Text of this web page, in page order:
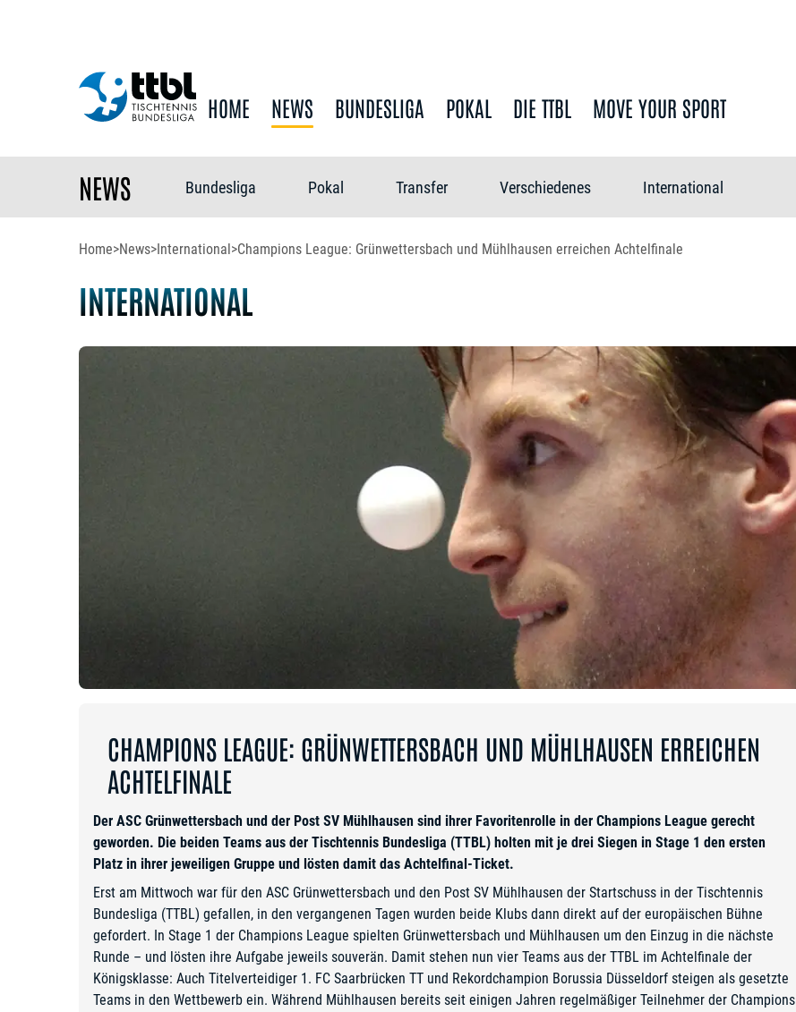
HOME NEWS BUNDESLIGA POKAL DIE TTBL MOVE YOUR SPORT
NEWS Bundesliga Pokal Transfer Verschiedenes International
Home>News>International>Champions League: Grünwettersbach und Mühlhausen erreichen Achtelfinale
INTERNATIONAL
CHAMPIONS LEAGUE: GRÜNWETTERSBACH UND MÜHLHAUSEN ERREICHEN
ACHTELFINALE
Der ASC Grünwettersbach und der Post SV Mühlhausen sind ihrer Favoritenrolle in der Champions League gerecht
geworden. Die beiden Teams aus der Tischtennis Bundesliga (TTBL) holten mit je drei Siegen in Stage 1 den ersten
Platz in ihrer jeweiligen Gruppe und lösten damit das Achtelfinal-Ticket.
Erst am Mittwoch war für den ASC Grünwettersbach und den Post SV Mühlhausen der Startschuss in der Tischtennis
Bundesliga (TTBL) gefallen, in den vergangenen Tagen wurden beide Klubs dann direkt auf der europäischen Bühne
gefordert. In Stage 1 der Champions League spielten Grünwettersbach und Mühlhausen um den Einzug in die nächste
Runde – und lösten ihre Aufgabe jeweils souverän. Damit stehen nun vier Teams aus der TTBL im Achtelfinale der
Königsklasse: Auch Titelverteidiger 1. FC Saarbrücken TT und Rekordchampion Borussia Düsseldorf steigen als gesetzte
Teams in den Wettbewerb ein. Während Mühlhausen bereits seit einigen Jahren regelmäßiger Teilnehmer der Champions